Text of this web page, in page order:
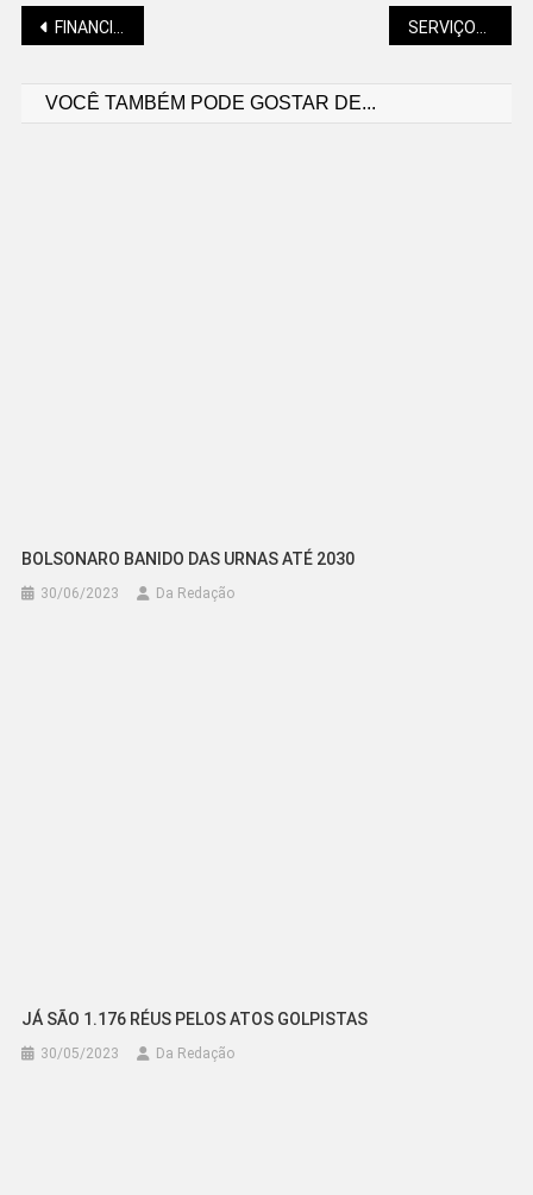
Navegação
FINANCIAMENTO MILIONÁRIO PARA PAVIMENTAÇÃO DE DEZENAS DE RUAS SERVIÇOS MUNICIPAIS NO FERIADO, COMO FICAM?
VOCÊ TAMBÉM PODE GOSTAR DE...
BOLSONARO BANIDO DAS URNAS ATÉ 2030
30/06/2023 Da Redação
JÁ SÃO 1.176 RÉUS PELOS ATOS GOLPISTAS
30/05/2023 Da Redação